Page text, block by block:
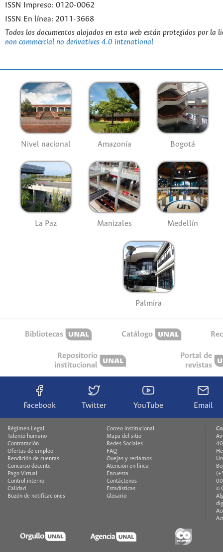
ISSN Impreso: 0120-0062
ISSN En línea: 2011-3668
Todos los documentos alojados en esta web están protegidos por la
non commercial no derivatives 4.0 intenational
Nivel nacional Amazonía Bogotá
La Paz Manizales Medellín
Palmira
Bibliotecas Catálogo
Repositorio
institucional
Portal de
revistas
Facebook Twitter YouTube Email
Régimen Legal
Talento humano
Contratación
Ofertas de empleo
Rendición de cuentas
Concurso docente
Pago Virtual
Control interno
Calidad
Buzón de notificaciones
Correo institucional
Mapa del sitio
Redes Sociales
FAQ
Quejas y reclamos
Atención en línea
Encuesta
Contáctenos
Estadísticas
Glosario
©